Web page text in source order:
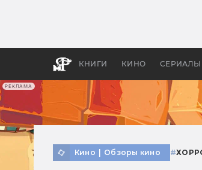
РЕКЛАМА
КНИГИ КИНО СЕРИАЛЫ
Кино Обзоры кино #